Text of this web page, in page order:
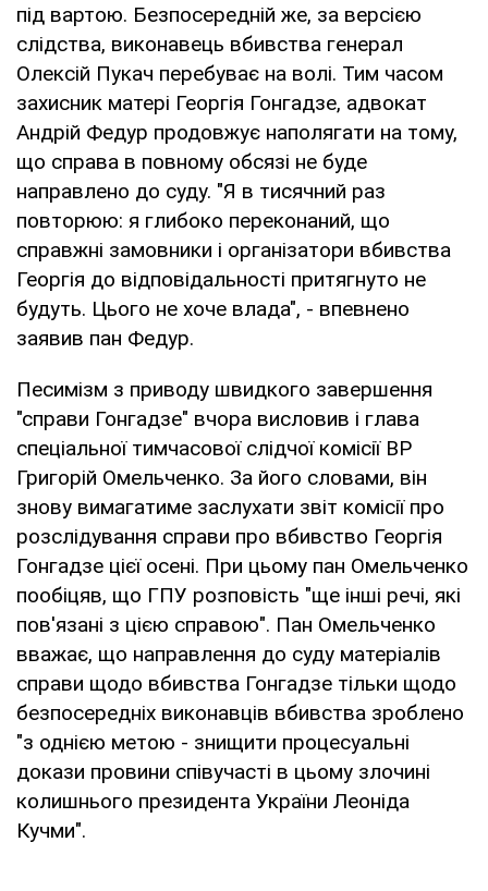
під вартою. Безпосередній же, за версією
слідства, виконавець вбивства генерал
Олексій Пукач перебуває на волі. Тим часом
захисник матері Георгія Гонгадзе, адвокат
Андрій Федур продовжує наполягати на тому,
що справа в повному обсязі не буде
направлено до суду. "Я в тисячний раз
повторюю: я глибоко переконаний, що
справжні замовники і організатори вбивства
Георгія до відповідальності притягнуто не
будуть. Цього не хоче влада", - впевнено
заявив пан Федур.
Песимізм з приводу швидкого завершення
"справи Гонгадзе" вчора висловив і глава
спеціальної тимчасової слідчої комісії ВР
Григорій Омельченко. За його словами, він
знову вимагатиме заслухати звіт комісії про
розслідування справи про вбивство Георгія
Гонгадзе цієї осені. При цьому пан Омельченко
пообіцяв, що ГПУ розповість "ще інші речі, які
пов'язані з цією справою". Пан Омельченко
вважає, що направлення до суду матеріалів
справи щодо вбивства Гонгадзе тільки щодо
безпосередніх виконавців вбивства зроблено
"з однією метою - знищити процесуальні
докази провини співучасті в цьому злочині
колишнього президента України Леоніда
Кучми".